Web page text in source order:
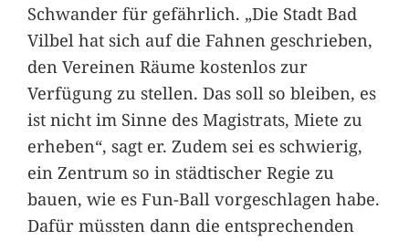
Schwander für gefährlich. „Die Stadt Bad
Vilbel hat sich auf die Fahnen geschrieben,
den Vereinen Räume kostenlos zur
Verfügung zu stellen. Das soll so bleiben, es
ist nicht im Sinne des Magistrats, Miete zu
erheben“, sagt er. Zudem sei es schwierig,
ein Zentrum so in städtischer Regie zu
bauen, wie es Fun-Ball vorgeschlagen habe.
Dafür müssten dann die entsprechenden